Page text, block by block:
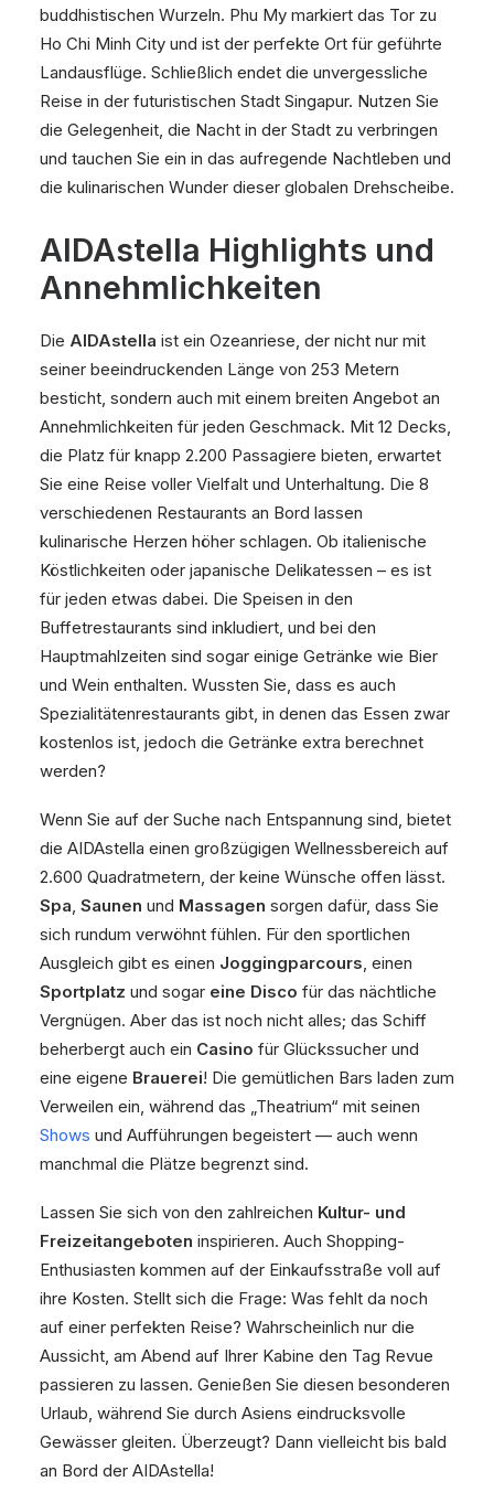
buddhistischen Wurzeln. Phu My markiert das Tor zu
Ho Chi Minh City und ist der perfekte Ort für geführte
Landausflüge. Schließlich endet die unvergessliche
Reise in der futuristischen Stadt Singapur. Nutzen Sie
die Gelegenheit, die Nacht in der Stadt zu verbringen
und tauchen Sie ein in das aufregende Nachtleben und
die kulinarischen Wunder dieser globalen Drehscheibe.
AIDAstella Highlights und
Annehmlichkeiten
Die AIDAstella ist ein Ozeanriese, der nicht nur mit
seiner beeindruckenden Länge von 253 Metern
besticht, sondern auch mit einem breiten Angebot an
Annehmlichkeiten für jeden Geschmack. Mit 12 Decks,
die Platz für knapp 2.200 Passagiere bieten, erwartet
Sie eine Reise voller Vielfalt und Unterhaltung. Die 8
verschiedenen Restaurants an Bord lassen
kulinarische Herzen höher schlagen. Ob italienische
Köstlichkeiten oder japanische Delikatessen – es ist
für jeden etwas dabei. Die Speisen in den
Buffetrestaurants sind inkludiert, und bei den
Hauptmahlzeiten sind sogar einige Getränke wie Bier
und Wein enthalten. Wussten Sie, dass es auch
Spezialitätenrestaurants gibt, in denen das Essen zwar
kostenlos ist, jedoch die Getränke extra berechnet
werden?
Wenn Sie auf der Suche nach Entspannung sind, bietet
die AIDAstella einen großzügigen Wellnessbereich auf
2.600 Quadratmetern, der keine Wünsche offen lässt.
Spa, Saunen und Massagen sorgen dafür, dass Sie
sich rundum verwöhnt fühlen. Für den sportlichen
Ausgleich gibt es einen Joggingparcours, einen
Sportplatz und sogar eine Disco für das nächtliche
Vergnügen. Aber das ist noch nicht alles; das Schiff
beherbergt auch ein Casino für Glückssucher und
eine eigene Brauerei! Die gemütlichen Bars laden zum
Verweilen ein, während das „Theatrium“ mit seinen
Shows und Aufführungen begeistert — auch wenn
manchmal die Plätze begrenzt sind.
Lassen Sie sich von den zahlreichen Kultur- und
Freizeitangeboten inspirieren. Auch Shopping-
Enthusiasten kommen auf der Einkaufsstraße voll auf
ihre Kosten. Stellt sich die Frage: Was fehlt da noch
auf einer perfekten Reise? Wahrscheinlich nur die
Aussicht, am Abend auf Ihrer Kabine den Tag Revue
passieren zu lassen. Genießen Sie diesen besonderen
Urlaub, während Sie durch Asiens eindrucksvolle
Gewässer gleiten. Überzeugt? Dann vielleicht bis bald
an Bord der AIDAstella!